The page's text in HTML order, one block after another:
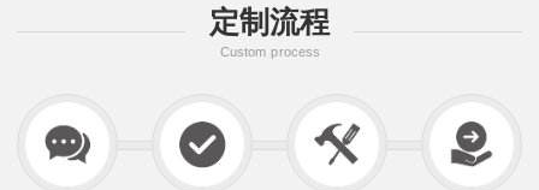
定制流程
Custom process